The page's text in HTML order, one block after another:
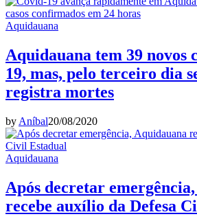
Aquidauana
Aquidauana tem 39 novos
19, mas, pelo terceiro dia
registra mortes
by Aníbal20/08/2020
Aquidauana
Após decretar
recebe auxílio da Defesa